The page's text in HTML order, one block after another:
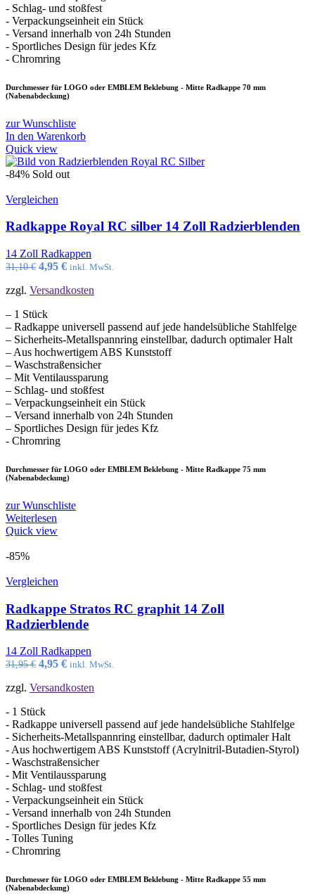
- Schlag- und stoßfest
- Verpackungseinheit ein Stück
- Versand innerhalb von 24h Stunden
- Sportliches Design für jedes Kfz
- Chromring
Durchmesser für LOGO oder EMBLEM Beklebung - Mitte Radkappe 70 mm
(Nabenabdeckung)
zur Wunschliste
In den Warenkorb
Quick view
-84% Sold out
Vergleichen
Radkappe Royal RC silber 14 Zoll Radzierblenden
14 Zoll Radkappen
31,10€ Ursprünglicher
war:
4,95 €Aktueller
ist:
inkl. MwSt.
zzgl. Versandkosten
– 1 Stück
– Radkappe universell passend auf jede handelsübliche Stahlfelge
– Sicherheits-Metallspannring einstellbar, dadurch optimaler Halt
– Aus hochwertigem ABS Kunststoff
– Waschstraßensicher
– Mit Ventilaussparung
– Schlag- und stoßfest
– Verpackungseinheit ein Stück
– Versand innerhalb von 24h Stunden
– Sportliches Design für jedes Kfz
- Chromring
Durchmesser für LOGO oder EMBLEM Beklebung - Mitte Radkappe 75 mm
(Nabenabdeckung)
zur Wunschliste
Weiterlesen
Quick view
-85%
Vergleichen
Radkappe Stratos RC graphit 14 Zoll
Radzierblende
14 Zoll Radkappen
31,95€ Ursprünglicher
war:
4,95 €Aktueller
ist:
inkl. MwSt.
zzgl. Versandkosten
- 1 Stück
- Radkappe universell passend auf jede handelsübliche Stahlfelge
- Sicherheits-Metallspannring einstellbar, dadurch optimaler Halt
- Aus hochwertigem ABS Kunststoff (Acrylnitril-Butadien-Styrol)
- Waschstraßensicher
- Mit Ventilaussparung
- Schlag- und stoßfest
- Verpackungseinheit ein Stück
- Versand innerhalb von 24h Stunden
- Sportliches Design für jedes Kfz
- Tolles Tuning
- Chromring
Durchmesser für LOGO oder EMBLEM Beklebung - Mitte Radkappe 55 mm
(Nabenabdeckung)